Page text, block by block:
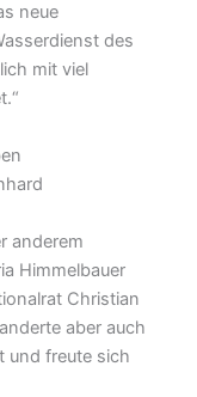
neue
des
mit viel
anderem
Himmelbauer
Christian
aber auch
und freute sich